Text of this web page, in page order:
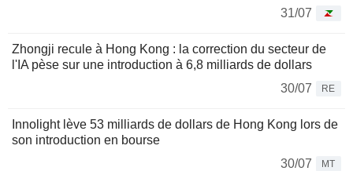
31/07
Zhongji recule à Hong Kong : la correction du secteur de
l'IA pèse sur une introduction à 6,8 milliards de dollars
30/07
RE
Innolight lève 53 milliards de dollars de Hong Kong lors de
son introduction en bourse
30/07
MT